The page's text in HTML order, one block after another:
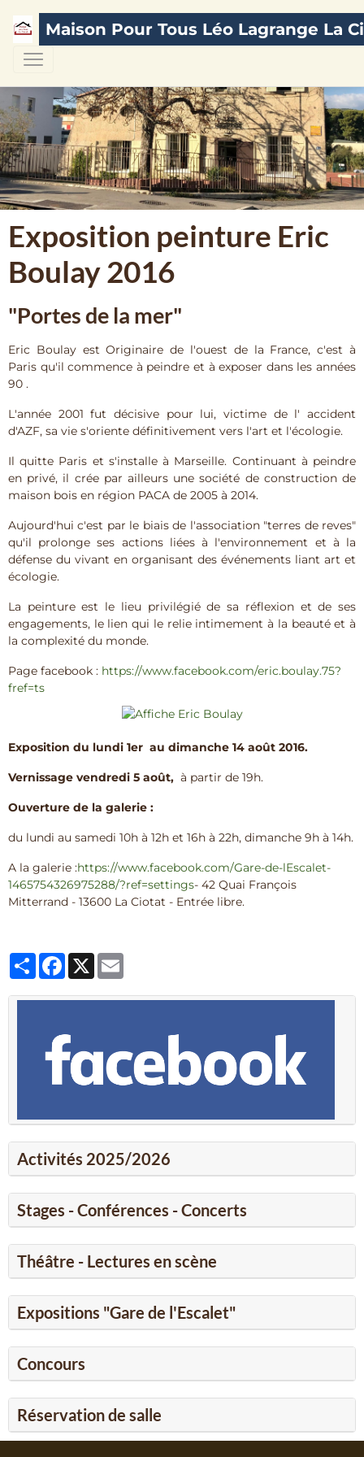
Maison Pour Tous Léo Lagrange La
Exposition peinture Eric
Boulay 2016
"Portes de la mer"
Eric Boulay est Originaire de l'ouest de la France, c'est à
Paris qu'il commence à peindre et à exposer dans les années
90 .
L'année 2001 fut décisive pour lui, victime de l' accident
d'AZF, sa vie s'oriente définitivement vers l'art et l'écologie.
Il quitte Paris et s'installe à Marseille. Continuant à peindre
en privé, il crée par ailleurs une société de construction de
maison bois en région PACA de 2005 à 2014.
Aujourd'hui c'est par le biais de l'association "terres de reves"
qu'il prolonge ses actions liées à l'environnement et à la
défense du vivant en organisant des événements liant art et
écologie.
La peinture est le lieu privilégié de sa réflexion et de ses
engagements, le lien qui le relie intimement à la beauté et à
la complexité du monde.
Page facebook : https://www.facebook.com/eric.boulay.75?
fref=ts
Exposition du lundi 1er au dimanche 14 août 2016.
Vernissage vendredi 5 août, à partir de 19h.
Ouverture de la galerie :
du lundi au samedi 10h à 12h et 16h à 22h, dimanche 9h à 14h.
A la galerie :https://www.facebook.com/Gare-de-lEscalet-
1465754326975288/?ref=settings- 42 Quai François
Mitterrand - 13600 La Ciotat - Entrée libre.
PartagerFacebook
X
Activités 2025/2026
Stages - Conférences - Concerts
Théâtre - Lectures en scène
Expositions "Gare de l'Escalet"
Concours
Réservation de salle